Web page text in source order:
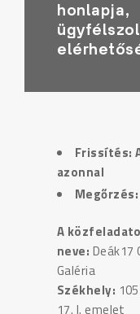
honlapja,
Frissítés:
azonnal
A
neve: Deák17
Galéria
Székhely:
17. I. emelet